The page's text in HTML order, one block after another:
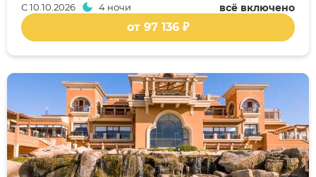
всё включено
С10.10.2026 4 ночи
от 97 136 ₽